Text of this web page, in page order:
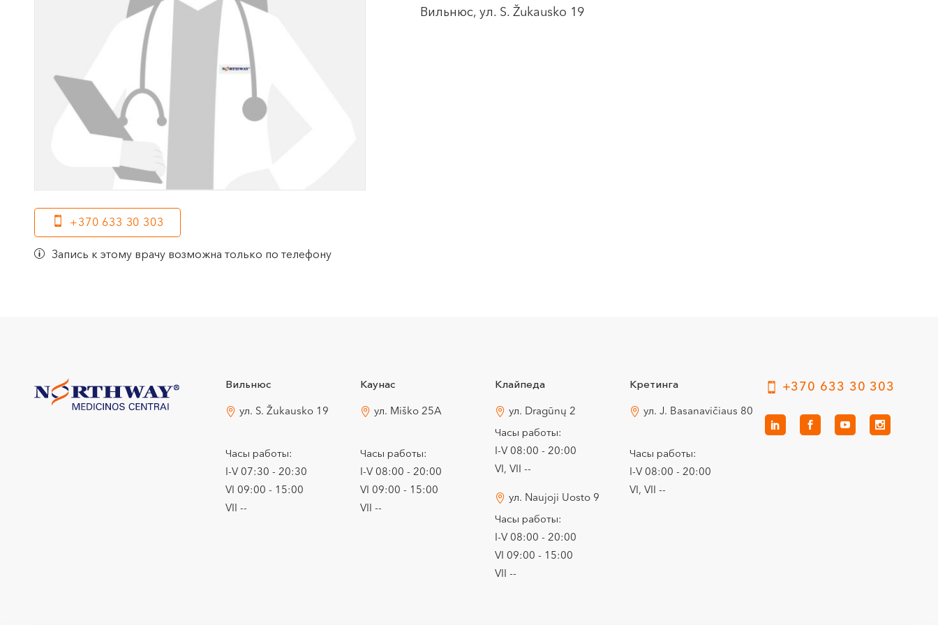
+370 633 30 303
Запись к этому врачу возможна только по телефону
Вильнюс, ул. S. Žukausko 19
Вильнюс
ул. S. Žukausko 19
Часы работы:
I-V 07:30 - 20:30
VI 09:00 - 15:00
VII --
Каунас
ул. Miško 25A
Часы работы:
I-V 08:00 - 20:00
VI 09:00 - 15:00
VII --
Клайпеда
ул. Dragūnų 2
Часы работы:
I-V 08:00 - 20:00
VI, VII --
ул. Naujoji Uosto 9
Часы работы:
I-V 08:00 - 20:00
VI 09:00 - 15:00
VII --
Кретинга
ул. J. Basanavičiaus 80
Часы работы:
I-V 08:00 - 20:00
VI, VII --
+370 633 30 303